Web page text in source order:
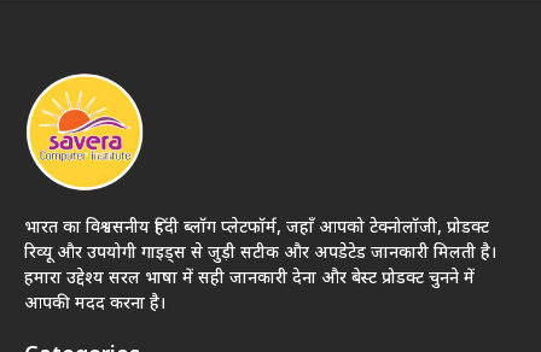
भारत का विश्वसनीय हिंदी ब्लॉग प्लेटफॉर्म, जहाँ आपको टेक्नोलॉजी, प्रोडक्ट
रिव्यू और उपयोगी गाइड्स से जुड़ी सटीक और अपडेटेड जानकारी मिलती है।
हमारा उद्देश्य सरल भाषा में सही जानकारी देना और बेस्ट प्रोडक्ट चुनने में
आपकी मदद करना है।